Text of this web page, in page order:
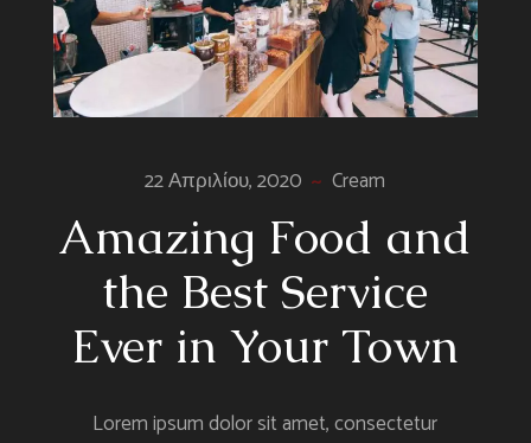
22 Απριλίου, 2020 Cream
Amazing Food and
the Best Service
Ever in Your Town
Lorem ipsum dolor sit amet, consectetur